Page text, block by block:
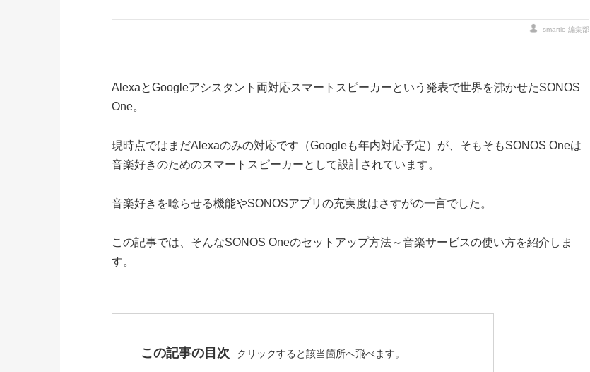
smartio 編集部
AlexaとGoogleアシスタント両対応スマートスピーカーという発表で世界を沸かせたSONOS
One。
現時点ではまだAlexaのみの対応です（Googleも年内対応予定）が、そもそもSONOS Oneは
音楽好きのためのスマートスピーカーとして設計されています。
音楽好きを唸らせる機能やSONOSアプリの充実度はさすがの一言でした。
この記事では、そんなSONOS Oneのセットアップ方法～音楽サービスの使い方を紹介しま
す。
この記事の目次 クリックすると該当箇所へ飛べます。